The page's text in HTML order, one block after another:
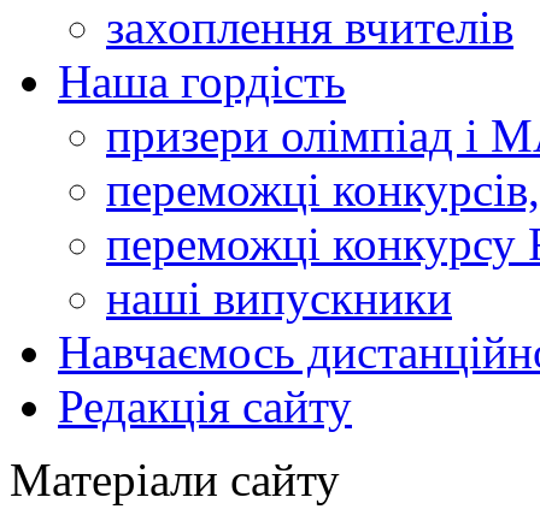
захоплення вчителів
Наша гордість
призери олімпіад і
переможці
переможці конкурсу
наші випускники
Навчаємось
Редакція сайту
Матеріали сайту